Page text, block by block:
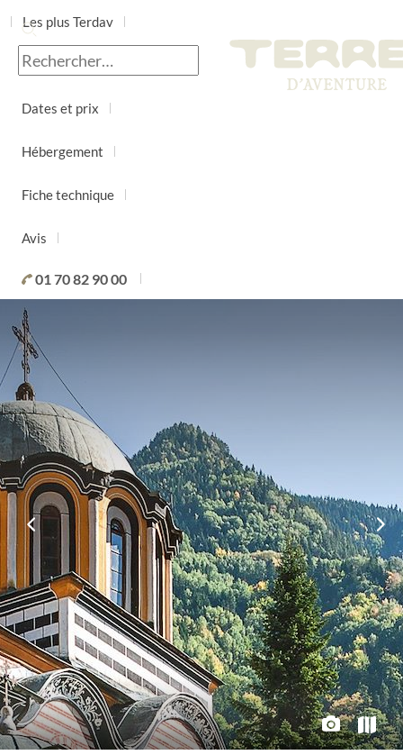
Les plus Terdav
Jour par jour
Dates et prix
Hébergement
Fiche technique
Avis
01 70 82 90 00